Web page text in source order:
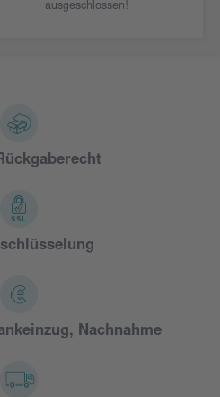
ausgeschlossen!
Nachnahme